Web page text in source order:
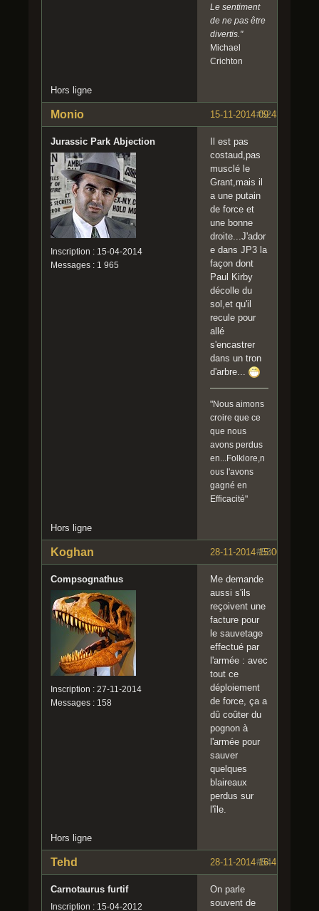
Le sentiment
de ne pas être
divertis."
Michael
Crichton
Hors ligne
#52
15-11-2014 09:43:34
Monio
Jurassic Park Abjection
Inscription : 15-04-2014
Messages : 1 965
Il est pas
costaud,pas
musclé le
Grant,mais il
a une putain
de force et
une bonne
droite...J'ador
e dans JP3 la
façon dont
Paul Kirby
décolle du
sol,et qu'il
recule pour
allé
s'encastrer
dans un tron
d'arbre...
"Nous aimons
croire que ce
que nous
avons perdus
en...Folklore,n
ous l'avons
gagné en
Efficacité"
Hors ligne
#53
28-11-2014 15:00:03
Koghan
Compsognathus
Inscription : 27-11-2014
Messages : 158
Me demande
aussi s'ils
reçoivent une
facture pour
le sauvetage
effectué par
l'armée : avec
tout ce
déploiement
de force, ça a
dû coûter du
pognon à
l'armée pour
sauver
quelques
blaireaux
perdus sur
l'île.
Hors ligne
#54
28-11-2014 16:41:47
Tehd
Carnotaurus furtif
Inscription : 15-04-2012
On parle
souvent de